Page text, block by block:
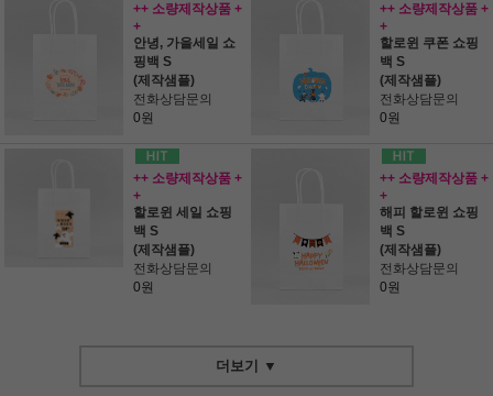
++ 소량제작상품 +
+
안녕, 가을세일 쇼
핑백 S
(제작샘플)
전화상담문의
0원
++ 소량제작상품 +
+
할로윈 쿠폰 쇼핑
백 S
(제작샘플)
전화상담문의
0원
++ 소량제작상품 +
+
할로윈 세일 쇼핑
백 S
(제작샘플)
전화상담문의
0원
++ 소량제작상품 +
+
해피 할로윈 쇼핑
백 S
(제작샘플)
전화상담문의
0원
더보기 ▼